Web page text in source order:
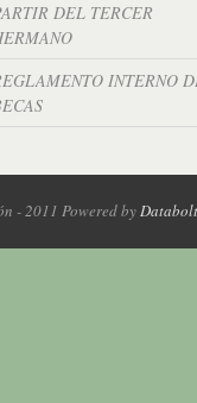
DEL TERCER
INTERNO
- 2011 Powered byDatabolt